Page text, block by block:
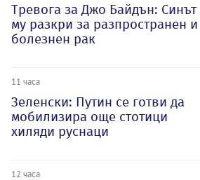
Тревога за Джо Байдън: Синът
му разкри за разпространен и
болезнен рак
11 часа
Зеленски: Путин се готви да
мобилизира още стотици
хиляди руснаци
12 часа